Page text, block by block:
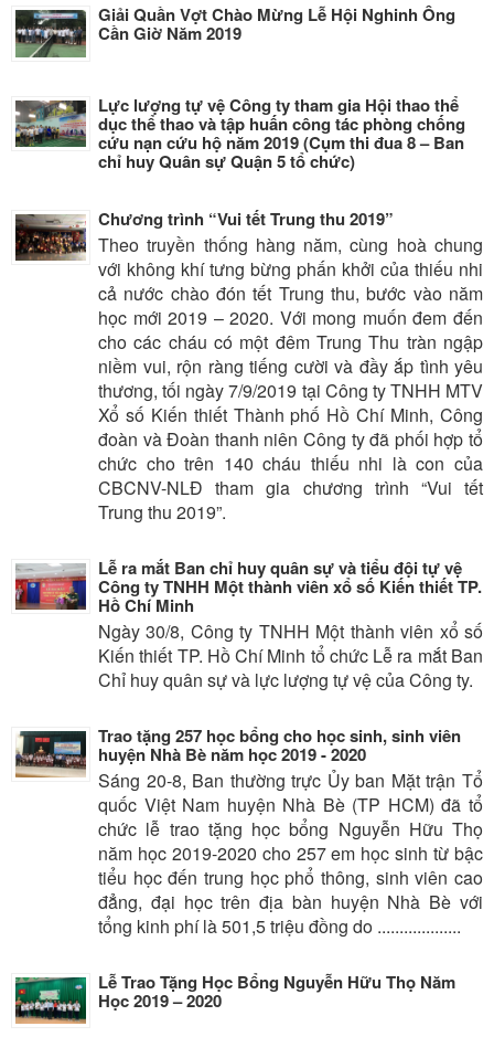
Giải Quần Vợt Chào Mừng Lễ Hội Nghinh Ông
Cần Giờ Năm 2019
Lực lượng tự vệ Công ty tham gia Hội thao thể
dục thể thao và tập huấn công tác phòng chống
cứu nạn cứu hộ năm 2019 (Cụm thi đua 8 – Ban
chỉ huy Quân sự Quận 5 tổ chức)
Chương trình “Vui tết Trung thu 2019”
Theo truyền thống hàng năm, cùng hoà chung
với không khí tưng bừng phấn khởi của thiếu nhi
cả nước chào đón tết Trung thu, bước vào năm
học mới 2019 – 2020. Với mong muốn đem đến
cho các cháu có một đêm Trung Thu tràn ngập
niềm vui, rộn ràng tiếng cười và đầy ắp tình yêu
thương, tối ngày 7/9/2019 tại Công ty TNHH MTV
Xổ số Kiến thiết Thành phố Hồ Chí Minh, Công
đoàn và Đoàn thanh niên Công ty đã phối hợp tổ
chức cho trên 140 cháu thiếu nhi là con của
CBCNV-NLĐ tham gia chương trình “Vui tết
Trung thu 2019”.
Lễ ra mắt Ban chỉ huy quân sự và tiểu đội tự vệ
Công ty TNHH Một thành viên xổ số Kiến thiết TP.
Hồ Chí Minh
Ngày 30/8, Công ty TNHH Một thành viên xổ số
Kiến thiết TP. Hồ Chí Minh tổ chức Lễ ra mắt Ban
Chỉ huy quân sự và lực lượng tự vệ của Công ty.
Trao tặng 257 học bổng cho học sinh, sinh viên
huyện Nhà Bè năm học 2019 - 2020
Sáng 20-8, Ban thường trực Ủy ban Mặt trận Tổ
quốc Việt Nam huyện Nhà Bè (TP HCM) đã tổ
chức lễ trao tặng học bổng Nguyễn Hữu Thọ
năm học 2019-2020 cho 257 em học sinh từ bậc
tiểu học đến trung học phổ thông, sinh viên cao
đẳng, đại học trên địa bàn huyện Nhà Bè với
tổng kinh phí là 501,5 triệu đồng do ...................
Lễ Trao Tặng Học Bổng Nguyễn Hữu Thọ Năm
Học 2019 – 2020